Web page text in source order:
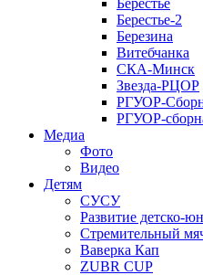
Берестье
Берестье-2
Березина
Витебчанка
СКА-Минск
Звезда-РЦОР
РГУОР-
РГУОР-
Медиа
Фото
Видео
Детям
СУСУ
Развитие детско-
Стремительный
Ваверка Кап
ZUBR CUP